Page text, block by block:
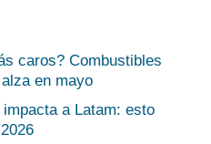
caros? Combustibles
en mayo
a Latam: esto